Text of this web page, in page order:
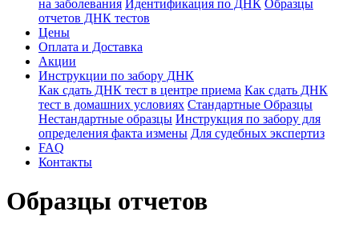
на заболевания Идентификация по ДНК Образцы
отчетов ДНК тестов
Цены
Оплата и Доставка
Акции
Инструкции по забору ДНК
Как сдать ДНК тест в центре приема Как сдать ДНК
тест в домашних условиях Стандартные Образцы
Нестандартные образцы Инструкция по забору для
определения факта измены Для судебных экспертиз
FAQ
Контакты
Образцы отчетов